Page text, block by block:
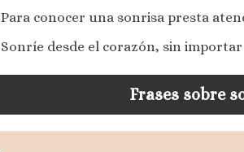
Para conocer una sonrisa presta
Sonríe desde el corazón, sin
Frases sobre